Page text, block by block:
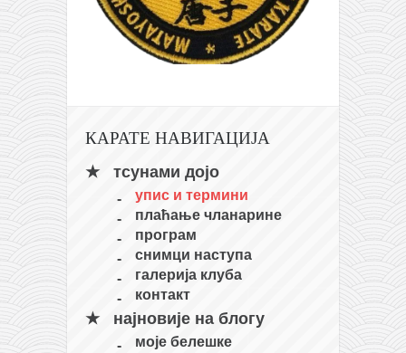
КАРАТЕ НАВИГАЦИЈА
тсунами дојо
упис и термини
плаћање чланарине
програм
снимци наступа
галерија клуба
контакт
најновије на блогу
моје белешке